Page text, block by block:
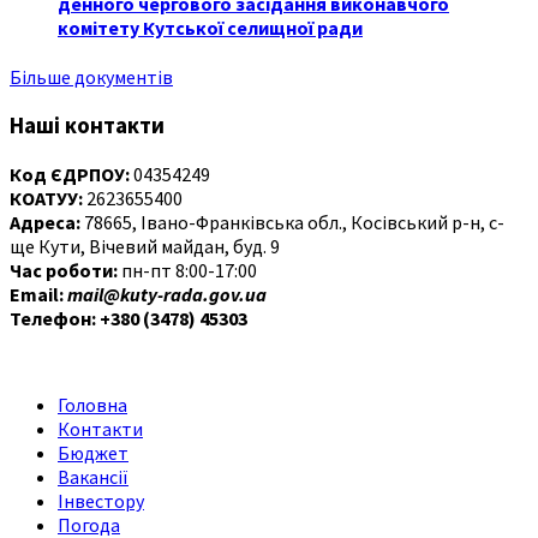
комітету Кутської селищної ради
Більше документів
Наші контакти
Код ЄДРПОУ:04354249
КОАТУУ: 2623655400
Адреса: 78665, Івано-Франківська обл., Косівський р-н, с-
ще Кути, Вічевий майдан, буд. 9
Час роботи: пн-пт 8:00-17:00
Email:mail@kuty-rada.gov.ua
Телефон: +380 (3478) 45303
Головна
Контакти
Бюджет
Вакансії
Інвестору
Погода